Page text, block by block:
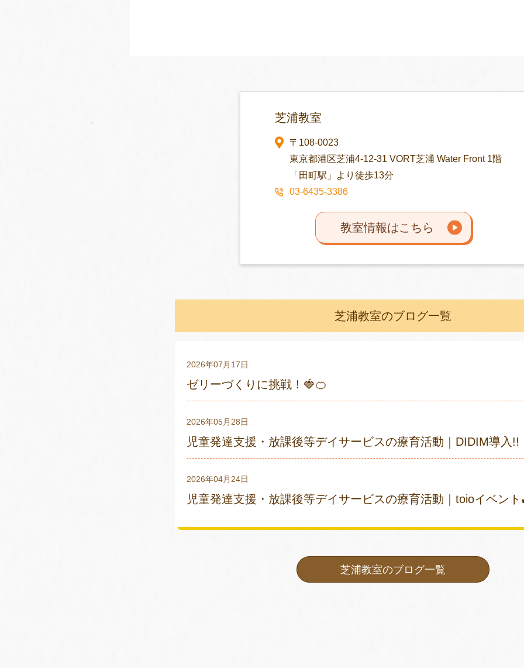
芝浦教室
〒108-0023
東京都港区芝浦4-12-31 VORT芝浦 Water Front 1階
「田町駅」より徒歩13分
03-6435-3386
教室情報はこちら
芝浦教室のブログ一覧
2026年07月17日
ゼリーづくりに挑戦！🍓🍊
2026年05月28日
児童発達支援・放課後等デイサービスの療育活動｜DIDIM導入!!
2026年04月24日
児童発達支援・放課後等デイサービスの療育活動｜toioイベント
芝浦教室のブログ一覧